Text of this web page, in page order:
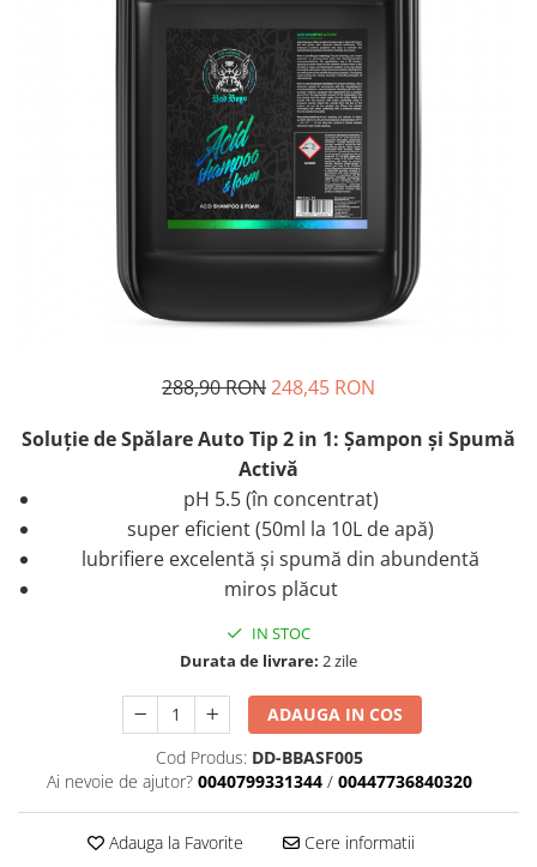
288,90 RON248,45 RON
Soluţie de Spălare Auto Tip 2 in 1: Şampon şi Spumă
Activă
pH 5.5 (în concentrat)
super eficient (50ml la 10L de apă)
lubrifiere excelentă și spumă din abundentă
miros plăcut
IN STOC
Durata de livrare: 2 zile
ADAUGA IN COS
Cod Produs: DD-BBASF005
Ai nevoie de ajutor? 0040799331344 / 00447736840320
Adauga la Favorite Cere informatii